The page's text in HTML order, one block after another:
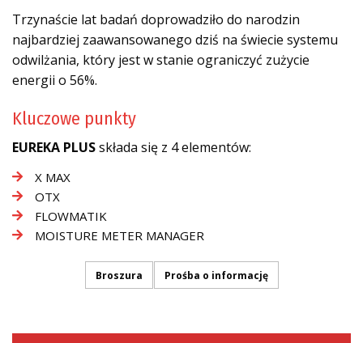
Trzynaście lat badań doprowadziło do narodzin
najbardziej zaawansowanego dziś na świecie systemu
odwilżania, który jest w stanie ograniczyć zużycie
energii o 56%.
Kluczowe punkty
EUREKA PLUSskłada się z 4 elementów:
X MAX
OTX
FLOWMATIK
MOISTURE METER MANAGER
Broszura Prośba o informację